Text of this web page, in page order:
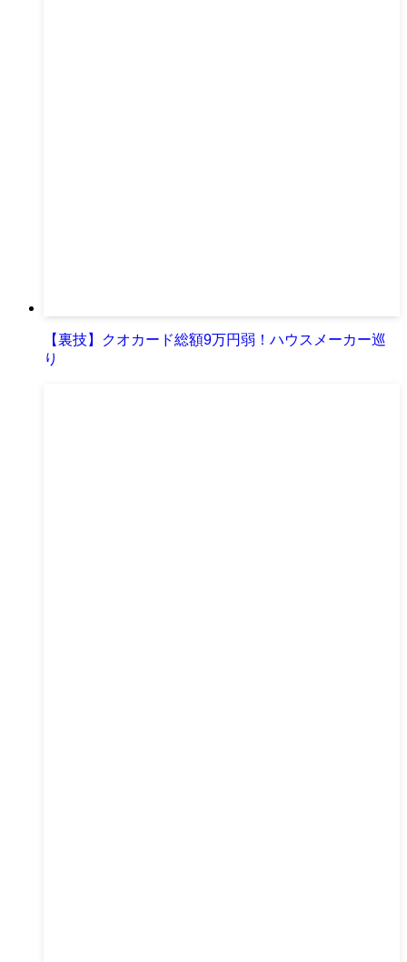
【裏技】クオカード総額9万円弱！ハウスメーカー巡
り